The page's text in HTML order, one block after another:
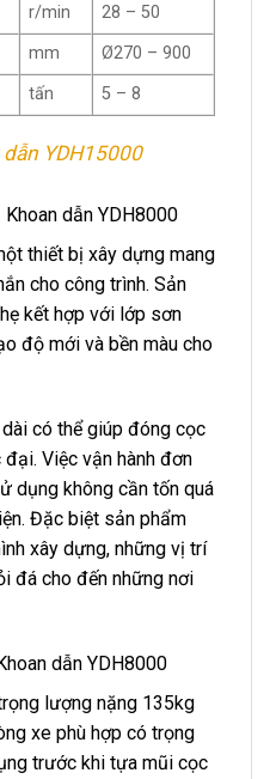
r/min
28 – 50
mm
Ø270 – 900
tấn 5 – 8
YDH15000
Khoan dẫn YDH8000
thiết bị xây dựng mang
cho công trình. Sản
kết hợp với lớp sơn
độ mới và bền màu cho
có thể giúp đóng cọc
Việc vận hành đơn
dụng không cần tốn quá
Đặc biệt sản phẩm
xây dựng, những vị trí
đá cho đến những nơi
dẫn YDH8000
lượng nặng 135kg
xe phù hợp có trọng
trước khi tựa mũi cọc